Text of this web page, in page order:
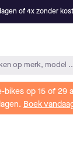
of 4x zonder
op merk, model
bikes op 15 of 29
Boek